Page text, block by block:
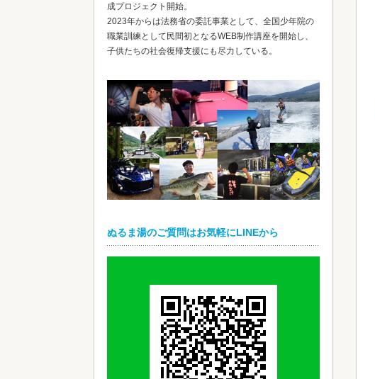
成プロジェクト開始。
2023年からは法務省の委託事業として、全国少年院の
職業訓練として民間初となるWEB制作講座を開始し、
子供たちの社会復帰支援にも尽力している。
ぬるま湯のご質問はお気軽にLINEから